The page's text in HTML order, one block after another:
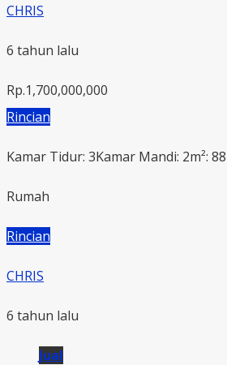
CHRIS
6 tahun lalu
Rp.1,700,000,000
Rincian
Kamar Tidur: 3Kamar Mandi: 2m²: 88
Rumah
Rincian
CHRIS
6 tahun lalu
Jual